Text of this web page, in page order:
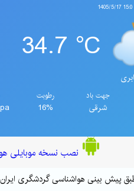
34.7 °C
جهت باد
شرقی
رطوبت
16%
نصب نسخه موبایلی
پیش بینی هواشناسی گردشگری ایران